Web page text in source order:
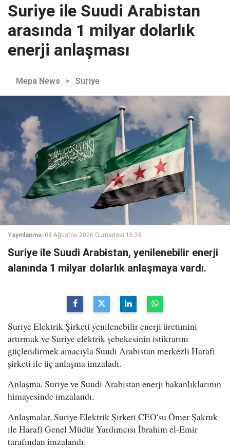
Suriye ile Suudi Arabistan
arasında 1 milyar dolarlık
enerji anlaşması
Mepa News > Suriye
Yayınlanma: 08 Ağustos 2026 Cumartesi 15:28
Suriye ile Suudi Arabistan, yenilenebilir enerji
alanında 1 milyar dolarlık anlaşmaya vardı.
Suriye Elektrik Şirketi yenilenebilir enerji üretimini
artırmak ve Suriye elektrik şebekesinin istikrarını
güçlendirmek amacıyla Suudi Arabistan merkezli Harafi
şirketi ile üç anlaşma imzaladı.
Anlaşma, Suriye ve Suudi Arabistan enerji bakanlıklarının
himayesinde imzalandı.
Anlaşmalar, Suriye Elektrik Şirketi CEO'su Ömer Şakruk
ile Harafi Genel Müdür Yardımcısı İbrahim el-Emir
tarafından imzalandı.